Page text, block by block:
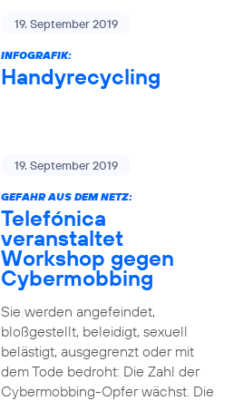
19. September 2019
INFOGRAFIK:
Handyrecycling
19. September 2019
GEFAHR AUS DEM NETZ:
Telefónica
veranstaltet
Workshop gegen
Cybermobbing
Sie werden angefeindet,
bloßgestellt, beleidigt, sexuell
belästigt, ausgegrenzt oder mit
dem Tode bedroht: Die Zahl der
Cybermobbing-Opfer wächst. Die